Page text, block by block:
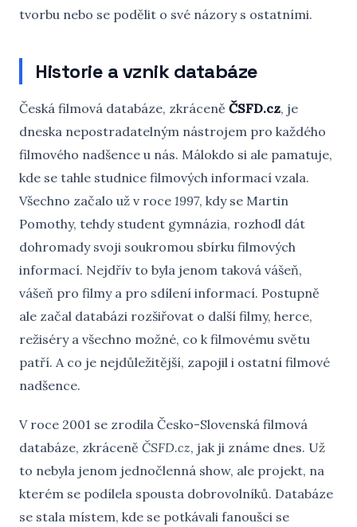
tvorbu nebo se podělit o své názory s ostatními.
Historie a vznik databáze
Česká filmová databáze, zkráceně ČSFD.cz, je
dneska nepostradatelným nástrojem pro každého
filmového nadšence u nás. Málokdo si ale pamatuje,
kde se tahle studnice filmových informací vzala.
Všechno začalo už v roce 1997, kdy se Martin
Pomothy, tehdy student gymnázia, rozhodl dát
dohromady svoji soukromou sbírku filmových
informací. Nejdřív to byla jenom taková vášeň,
vášeň pro filmy a pro sdílení informací. Postupně
ale začal databázi rozšiřovat o další filmy, herce,
režiséry a všechno možné, co k filmovému světu
patří. A co je nejdůležitější, zapojil i ostatní filmové
nadšence.
V roce 2001 se zrodila Česko-Slovenská filmová
databáze, zkráceně ČSFD.cz, jak ji známe dnes. Už
to nebyla jenom jednočlenná show, ale projekt, na
kterém se podílela spousta dobrovolníků. Databáze
se stala místem, kde se potkávali fanoušci se